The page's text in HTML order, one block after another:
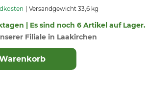
Versandgewicht 33,6 kg
| Es sind noch 6 Artikel auf Lager.
Filiale in Laakirchen